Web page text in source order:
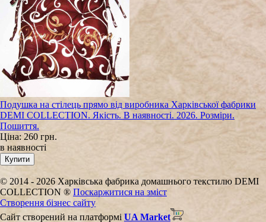
Подушка на стілець прямо від виробника Харківської фабрики
DEMI COLLECTION. Якість. В наявності. 2026. Розміри.
Пошиття.
Ціна: 260 грн.
в наявності
© 2014 - 2026 Харківська фабрика домашнього текстилю DEMI
COLLECTION ® Поскаржитися на зміст
Створення бізнес сайту
Сайт створений на платформі UA Market